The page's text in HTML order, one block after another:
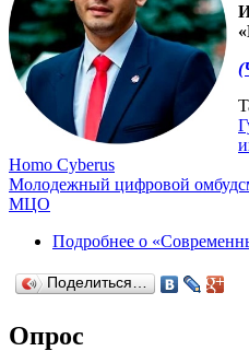
Homo Cyberus
Молодежный цифровой
МЦО
Подробнее о
Поделиться…
Опрос